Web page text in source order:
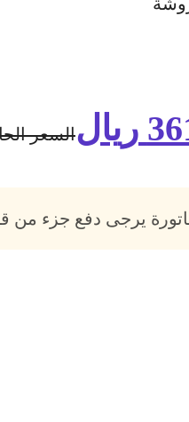
ريالالسعر الحالي
يرجى دفع جزء من